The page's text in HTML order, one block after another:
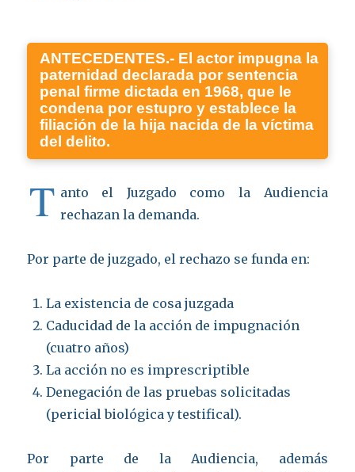
ANTECEDENTES.- El actor impugna la
paternidad declarada por sentencia
penal firme dictada en 1968, que le
condena por estupro y establece la
filiación de la hija nacida de la víctima
del delito.
T anto el Juzgado como la Audiencia
rechazan la demanda.
Por parte de juzgado, el rechazo se funda en:
La existencia de cosa juzgada
Caducidad de la acción de impugnación
(cuatro años)
La acción no es imprescriptible
Denegación de las pruebas solicitadas
(pericial biológica y testifical).
Por parte de la Audiencia, además